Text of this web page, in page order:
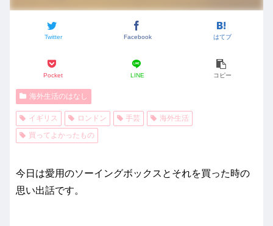
Twitter Facebook はてブ
Pocket LINE コピー
海外生活のはなし
イギリス ロンドン 手芸
海外生活
買ってよかったもの
今日は愛用のソーイングボックスとそれを買った時の
思い出話です。